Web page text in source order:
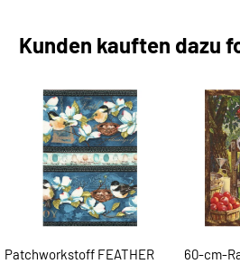
Kunden kauften dazu
Patchworkstoff FEATHER
60-cm-